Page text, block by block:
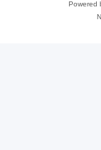
Powered